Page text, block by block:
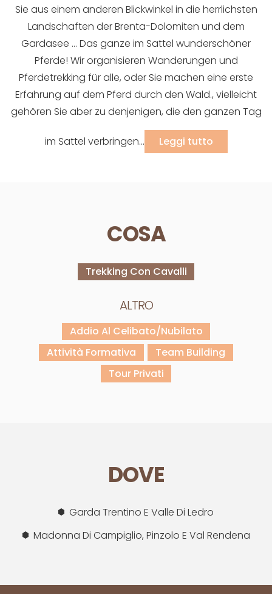
Sie aus einem anderen Blickwinkel in die herrlichsten
Landschaften der Brenta-Dolomiten und dem
Gardasee … Das ganze im Sattel wunderschöner
Pferde! Wir organisieren Wanderungen und
Pferdetrekking für alle, oder Sie machen eine erste
Erfahrung auf dem Pferd durch den Wald., vielleicht
gehören Sie aber zu denjenigen, die den ganzen Tag
im Sattel verbringen... Leggi tutto
COSA
Trekking Con Cavalli
ALTRO
Addio Al Celibato/nubilato
Attività Formativa
Team Building
Tour Privati
DOVE
Garda Trentino E Valle Di Ledro
Madonna Di Campiglio, Pinzolo E Val Rendena